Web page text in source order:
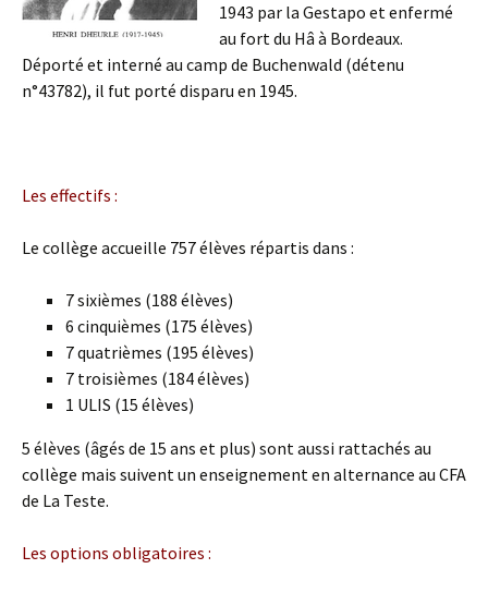
1943 par la Gestapo et enfermé
au fort du Hâ à Bordeaux.
Déporté et interné au camp de Buchenwald (détenu
n°43782), il fut porté disparu en 1945.
Les effectifs :
Le collège accueille 757 élèves répartis dans :
7 sixièmes (188 élèves)
6 cinquièmes (175 élèves)
7 quatrièmes (195 élèves)
7 troisièmes (184 élèves)
1 ULIS (15 élèves)
5 élèves (âgés de 15 ans et plus) sont aussi rattachés au
collège mais suivent un enseignement en alternance au CFA
de La Teste.
Les options obligatoires :